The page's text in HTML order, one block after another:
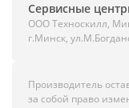
Сервисные
ООО Техноскилл,
г.Минск,
Производитель
за собой право